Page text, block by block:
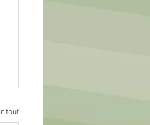
tout